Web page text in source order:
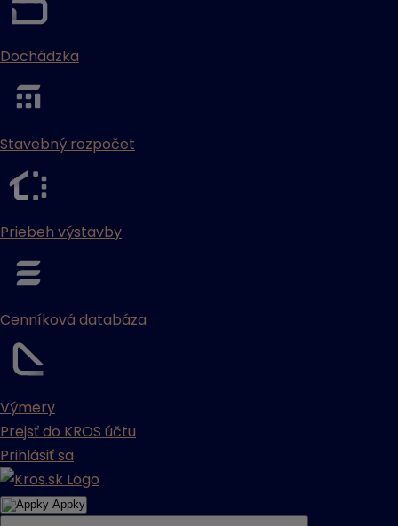
Dochádzka
Stavebný rozpočet
Priebeh výstavby
Cenníková databáza
Výmery
Prejsť do KROS účtu
Prihlásiť sa
Appky